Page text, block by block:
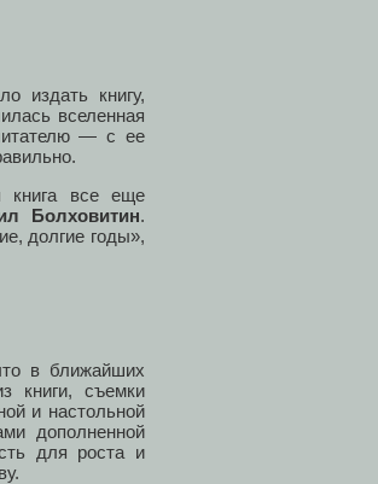
издать книгу,
вселенная
— с ее
книга все еще
Болховитин.
долгие годы»,
в ближайших
книги, съемки
и настольной
дополненной
для роста и